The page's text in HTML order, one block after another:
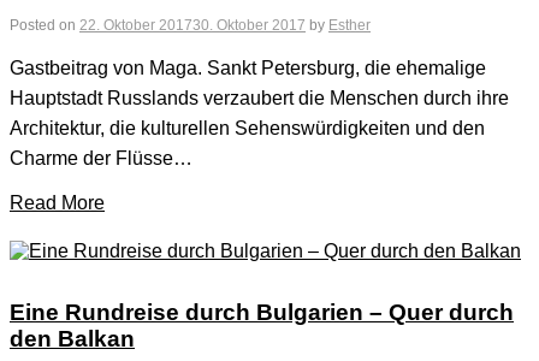
Posted on 22. Oktober 201730. Oktober 2017 by Esther
Gastbeitrag von Maga. Sankt Petersburg, die ehemalige
Hauptstadt Russlands verzaubert die Menschen durch ihre
Architektur, die kulturellen Sehenswürdigkeiten und den
Charme der Flüsse…
Read More
Eine Rundreise durch Bulgarien – Quer durch
den Balkan